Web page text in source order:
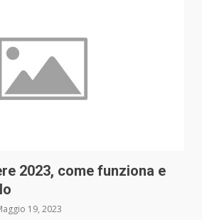
2023, come funziona e
19, 2023